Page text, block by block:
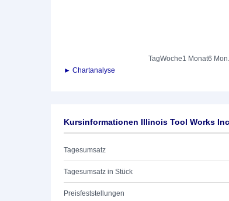
TagWoche1 Monat6 Mon.
► Chartanalyse
Kursinformationen Illinois Tool Works
Tagesumsatz
Tagesumsatz in Stück
Preisfeststellungen